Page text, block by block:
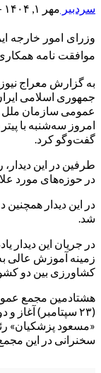
سردبیر مهر ۱, ۱۴۰۴ - سپتامبر ۲۳, ۲۰۲۵
وزرای امور خارجه
موافقت نامه
به گزارش معراج
جمهوری اسلامی
عمومی سازمان ملل
امروز سه‌شنبه با
گفت‌و‌گو کرد.
طرفین در این
در حوزه‌های مورد
در این دیدار
شد.
در جریان این دیدار
زمینه آموزش عالی
کشاورزی بین دو
هشتادمین مجمع
«مسعود پزشکیان»
سخنرانی در این